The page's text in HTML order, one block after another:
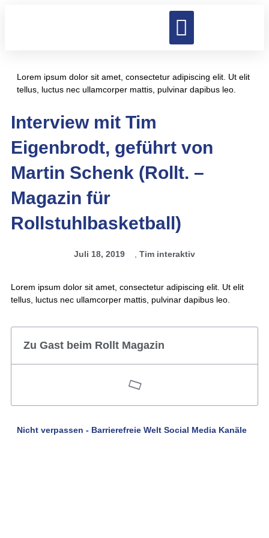
Menü
Lorem ipsum dolor sit amet, consectetur adipiscing elit. Ut elit
tellus, luctus nec ullamcorper mattis, pulvinar dapibus leo.
Interview mit Tim
Eigenbrodt, geführt von
Martin Schenk (Rollt. –
Magazin für
Rollstuhlbasketball)
Juli 18, 2019 , Tim interaktiv
Lorem ipsum dolor sit amet, consectetur adipiscing elit. Ut elit
tellus, luctus nec ullamcorper mattis, pulvinar dapibus leo.
Zu Gast beim Rollt Magazin
Nicht verpassen - Barrierefreie Welt Social Media Kanäle